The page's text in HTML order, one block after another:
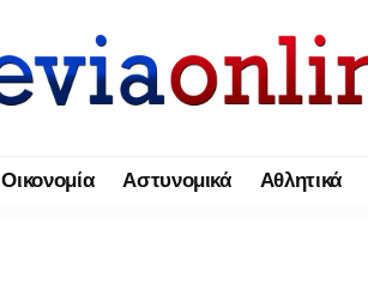
Οικονομία Αστυνομικά Αθλητικά